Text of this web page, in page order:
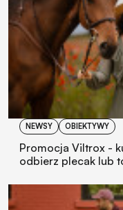
NEWSY OBIEKTYWY
Promocja Viltrox -
odbierz plecak lub